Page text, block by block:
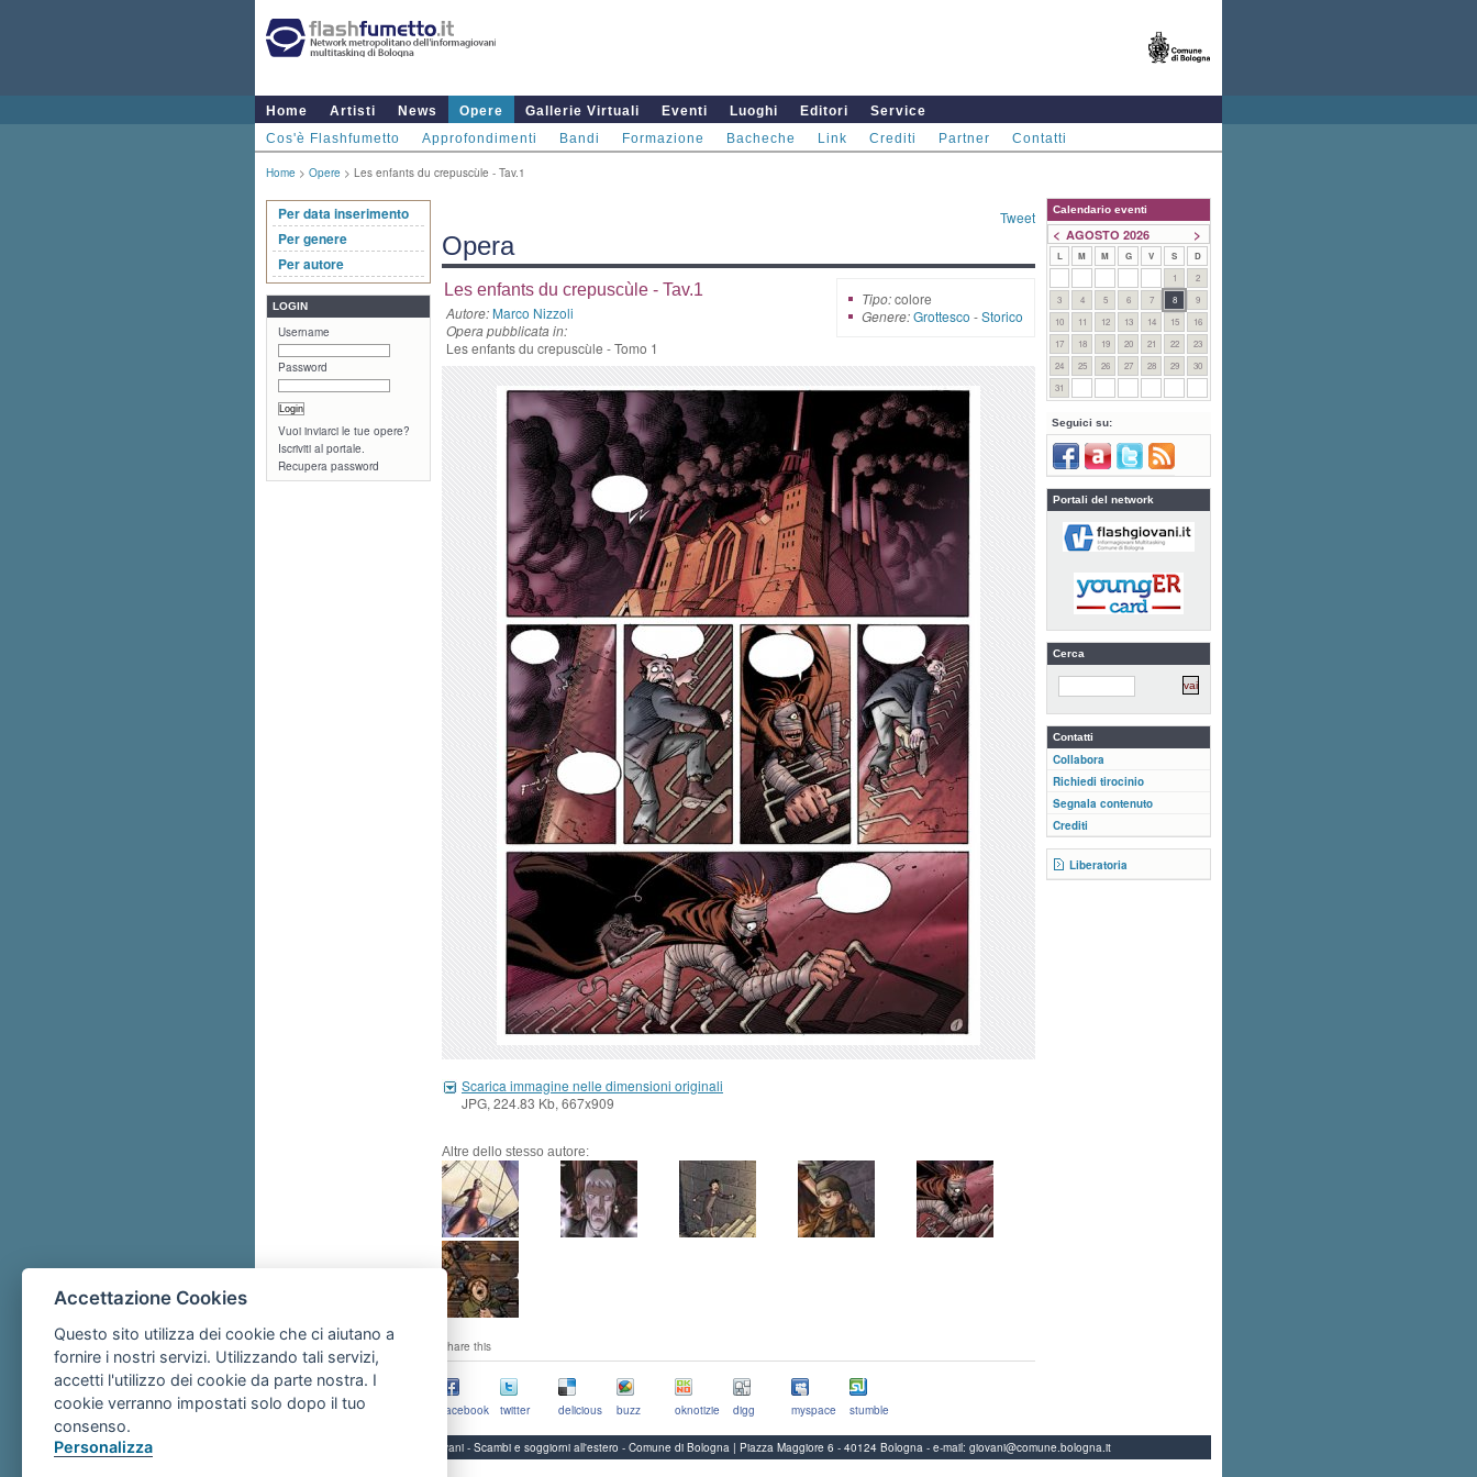
Home Artisti News Opere Gallerie Virtuali Eventi Luoghi Editori
Service
Cos'è Flashfumetto
Approfondimenti Bandi Formazione Bacheche Link Crediti Partner Contatti
Home > Opere > Les enfants du crepuscùle - Tav.1
Per data inserimento
Per genere
Per autore
LOGIN
Username
Password
Vuoi inviarci le tue opere?
Iscriviti al portale.
Recupera password
Tweet
Opera
Les enfants du crepuscùle - Tav.1
Autore: Marco Nizzoli
Opera pubblicata in:
Les enfants du crepuscùle - Tomo 1
Tipo:colore
Genere:Grottesco -Storico
Scarica immagine nelle dimensioni originali
JPG, 224.83 Kb, 667x909
Altre dello stesso autore:
share this
facebook twitter delicious buzz oknotizie digg myspace stumble
Calendario eventi
>
< AGOSTO 2026
L M M G V S
D
1
2
3
4 5 6 7 8
9
10
11 12 13 14 15
16
17
18 19 20 21 22
23
24
25 26 27 28 29
30
31
Seguici su:
Portali del network
Cerca
Contatti
Collabora
Richiedi tirocinio
Segnala contenuto
Crediti
Liberatoria
Servizi per i giovani - Scambi e soggiorni all'estero - Comune di Bologna | Piazza Maggiore 6 - 40124 Bologna - e-mail: giovani@comune.bologna.it
Accettazione Cookies
Questo sito utilizza dei cookie che ci aiutano a
fornire i nostri servizi. Utilizzando tali servizi,
accetti l'utilizzo dei cookie da parte nostra. I
cookie verranno impostati solo dopo il tuo
consenso.
Personalizza